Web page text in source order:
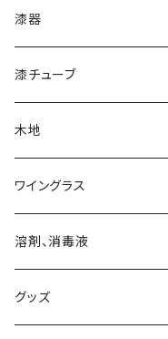
漆器
漆チューブ
生漆
透漆
黒呂色漆
朱漆
木地
ワイングラス
ワイングラス
溶剤、消毒液
グッズ